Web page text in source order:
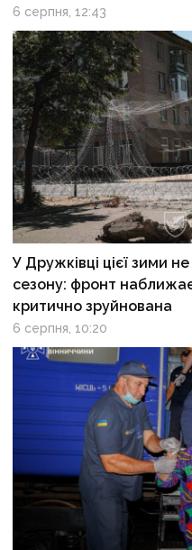
6 серпня, 12:43
У Дружківці цієї зими
сезону: фронт
критично зруйнована
6 серпня, 10:20